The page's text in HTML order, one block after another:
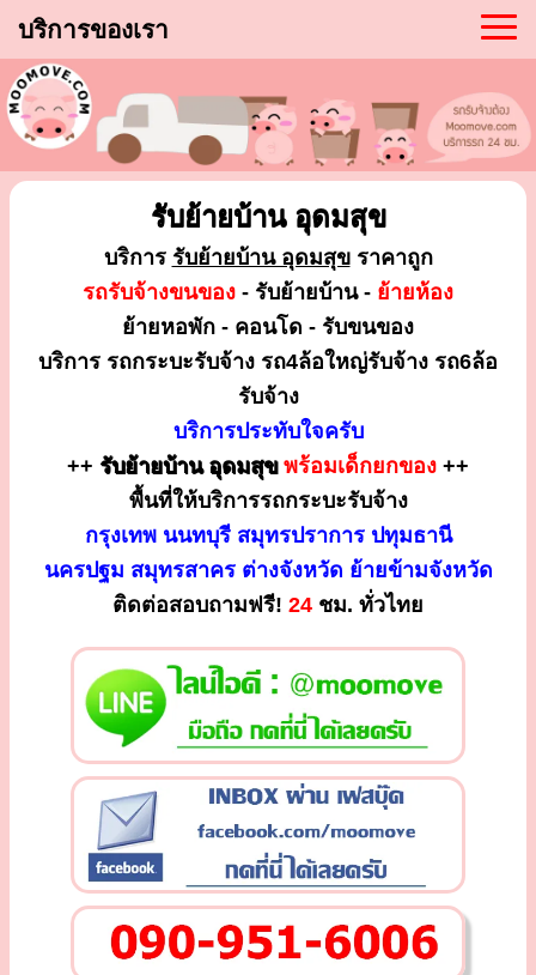
บริการของเรา
รับย้ายบ้าน อุดมสุข
บริการ รับย้ายบ้าน อุดมสุขราคาถูก
รถรับจ้างขนของ - รับย้ายบ้าน - ย้ายห้อง
ย้ายหอพัก - คอนโด - รับขนของ
บริการ รถกระบะรับจ้าง รถ4ล้อใหญ่รับจ้าง รถ6ล้อ
รับจ้าง
บริการประทับใจครับ
++ รับย้ายบ้าน อุดมสุข พร้อมเด็กยกของ ++
พื้นที่ให้บริการรถกระบะรับจ้าง
กรุงเทพ นนทบุรี สมุทรปราการ ปทุมธานี
นครปฐม สมุทรสาคร ต่างจังหวัด ย้ายข้ามจังหวัด
ติดต่อสอบถามฟรี! 24 ชม. ทั่วไทย